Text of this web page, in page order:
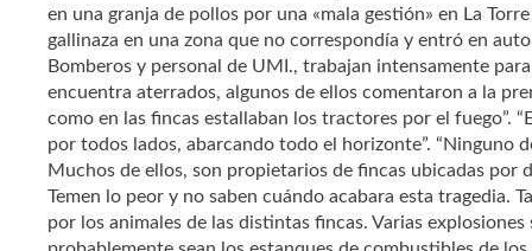
en una granja de pollos por una «mala gestión» en La
gallinaza en una zona que no correspondía y entró en
Bomberos y personal de UMI., trabajan intensamente
encuentra aterrados, algunos de ellos comentaron a la
como en las fincas estallaban los tractores por el fuego”.
por todos lados, abarcando todo el horizonte”. “Ninguno
Muchos de ellos, son propietarios de fincas ubicadas por
Temen lo peor y no saben cuándo acabara esta tragedia.
por los animales de las distintas fincas. Varias